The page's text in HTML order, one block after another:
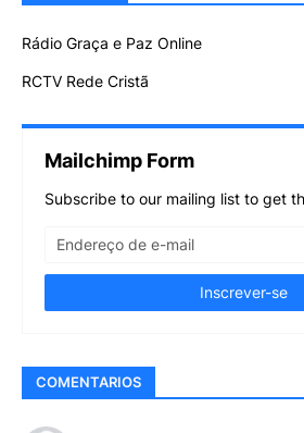
Rádio Graça e Paz Online
RCTV Rede Cristã
Mailchimp Form
Subscribe to our mailing list to get
COMENTARIOS